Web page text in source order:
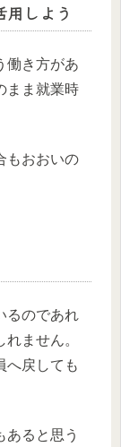
しよう
働き方があ
まま就業時
もおおいの
るのであれ
ません。
へ戻しても
あると思う